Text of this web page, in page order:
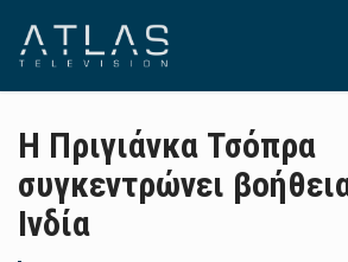
Η Πριγιάνκα Τσόπρα
συγκεντρώνει
Ινδία